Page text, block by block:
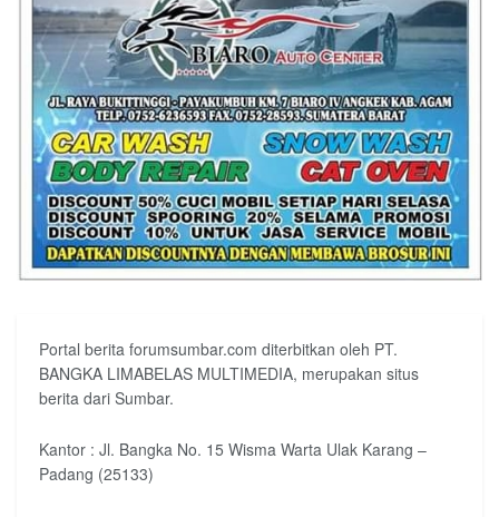
Portal berita forumsumbar.com diterbitkan oleh PT.
BANGKA LIMABELAS MULTIMEDIA, merupakan situs
berita dari Sumbar.
Kantor : Jl. Bangka No. 15 Wisma Warta Ulak Karang –
Padang (25133)